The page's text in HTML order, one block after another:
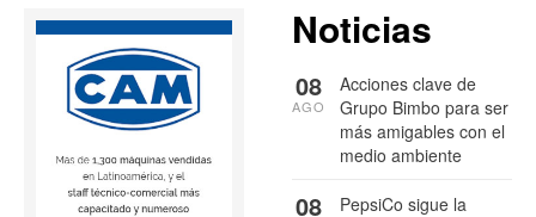
Noticias
Acciones clave de
Grupo Bimbo para ser
más amigables con el
medio ambiente
08
AGO
PepsiCo sigue la
08